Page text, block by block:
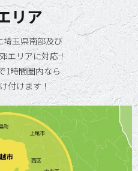
リア
埼玉県南部及び
エリアに対応！
1時間圏内なら
付けます！